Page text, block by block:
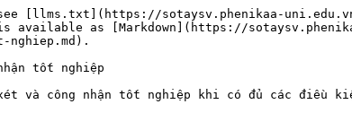
[llms.txt](https://sotaysv.phenikaa-
available as [Markdown](https://
nghiep.md).
tốt nghiệp
và công nhận tốt nghiệp khi có đủ các điều